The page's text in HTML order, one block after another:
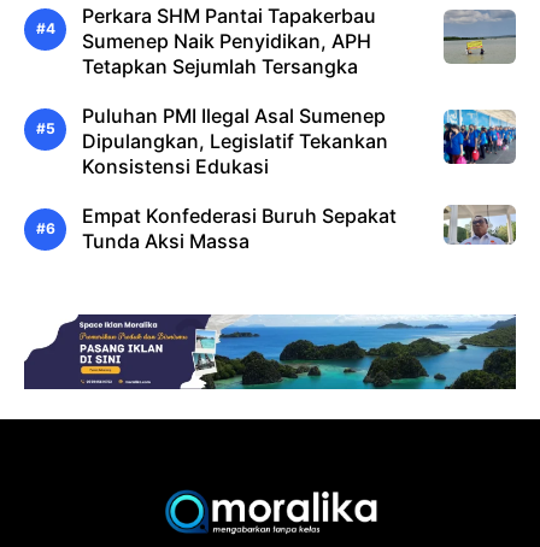
Perkara SHM Pantai Tapakerbau
Sumenep Naik Penyidikan, APH
Tetapkan Sejumlah Tersangka
Puluhan PMI Ilegal Asal Sumenep
Dipulangkan, Legislatif Tekankan
Konsistensi Edukasi
Empat Konfederasi Buruh Sepakat
Tunda Aksi Massa